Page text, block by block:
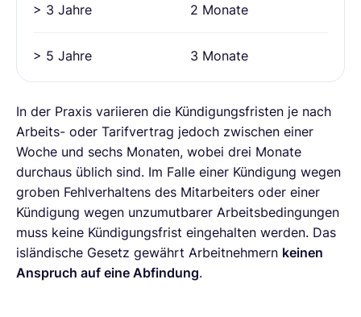
> 3 Jahre 2 Monate
> 5 Jahre 3 Monate
In der Praxis variieren die Kündigungsfristen je nach
Arbeits- oder Tarifvertrag jedoch zwischen einer
Woche und sechs Monaten, wobei drei Monate
durchaus üblich sind. Im Falle einer Kündigung wegen
groben Fehlverhaltens des Mitarbeiters oder einer
Kündigung wegen unzumutbarer Arbeitsbedingungen
muss keine Kündigungsfrist eingehalten werden. Das
isländische Gesetz gewährt Arbeitnehmern keinen
Anspruch auf eine Abfindung.